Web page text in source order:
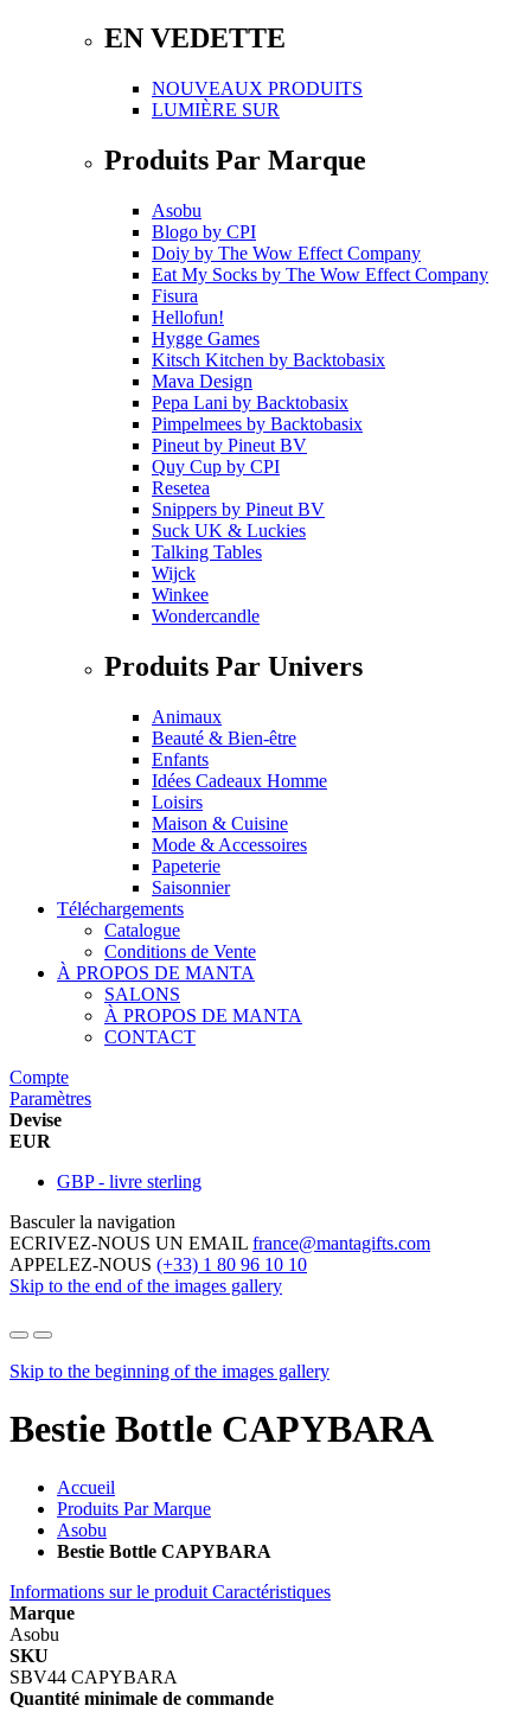
EN VEDETTE
NOUVEAUX PRODUITS
LUMIÈRE SUR
Produits Par Marque
Asobu
Blogo by CPI
Doiy by The Wow Effect Company
Eat My Socks by The Wow Effect Company
Fisura
Hellofun!
Hygge Games
Kitsch Kitchen by Backtobasix
Mava Design
Pepa Lani by Backtobasix
Pimpelmees by Backtobasix
Pineut by Pineut BV
Quy Cup by CPI
Resetea
Snippers by Pineut BV
Suck UK & Luckies
Talking Tables
Wijck
Winkee
Wondercandle
Produits Par Univers
Animaux
Beauté & Bien-être
Enfants
Idées Cadeaux Homme
Loisirs
Maison & Cuisine
Mode & Accessoires
Papeterie
Saisonnier
Téléchargements
Catalogue
Conditions de Vente
À PROPOS DE MANTA
SALONS
À PROPOS DE MANTA
CONTACT
Compte
Paramètres
Devise
EUR
GBP - livre sterling
Basculer la navigation
ECRIVEZ-NOUS UN EMAIL france@mantagifts.com
APPELEZ-NOUS (+33) 1 80 96 10 10
Skip to the end of the images gallery
Skip to the beginning of the images gallery
Bestie Bottle CAPYBARA
Accueil
Produits Par Marque
Asobu
Bestie Bottle CAPYBARA
Informations sur le produit Caractéristiques
Marque
Asobu
SKU
SBV44 CAPYBARA
Quantité minimale de commande